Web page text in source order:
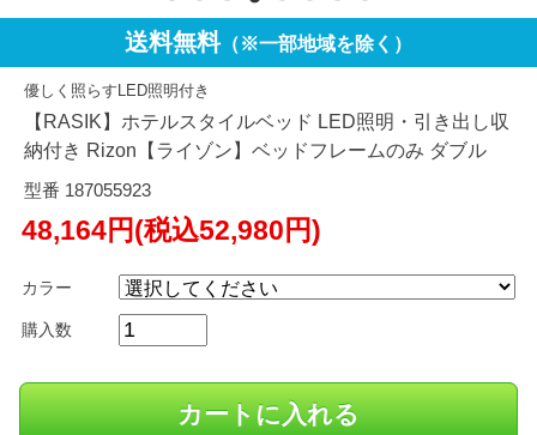
送料無料（※一部地域を除く）
優しく照らすLED照明付き
【RASIK】ホテルスタイルベッド LED照明・引き出し収
納付き Rizon【ライゾン】ベッドフレームのみ ダブル
型番 187055923
48,164円(税込52,980円)
カラー
購入数